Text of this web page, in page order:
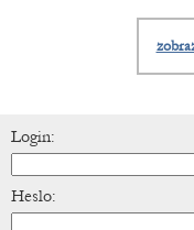
Login:
Heslo: